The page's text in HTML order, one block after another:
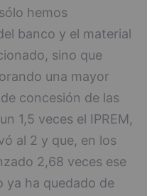
hemos
banco y el material
sino que
una mayor
concesión de las
1,5 veces el IPREM,
al 2 y que, en los
2,68 veces ese
ya ha quedado de